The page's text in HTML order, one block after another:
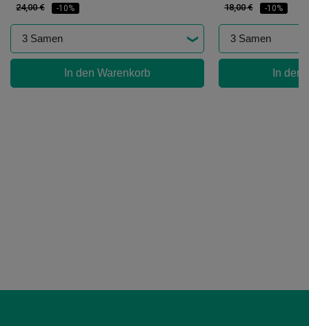
24,00 € -10%
In den Warenkorb
18,00 € -10%
In den